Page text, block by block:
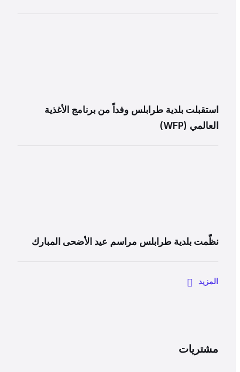
استقبلت بلدية طرابلس وفداً من برنامج الأغذية
العالمي (WFP)
نظّمت بلدية طرابلس مراسم عيد الأضحى المبارك
المزيد
مشتريات